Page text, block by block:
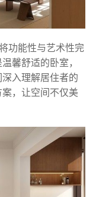
功能性与艺术性完
馨舒适的卧室，
入理解居住者的
，让空间不仅美